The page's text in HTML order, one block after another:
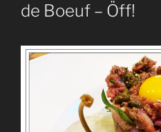
de Boeuf – Öff!